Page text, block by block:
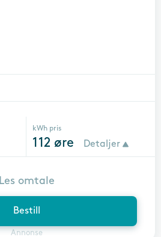
kWh pris
112 øre Detaljer
Bestill
Annonse
Les omtale